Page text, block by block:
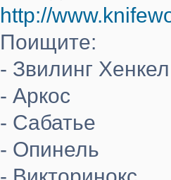
http://
Поищите:
- Звилинг
- Аркос
- Сабатье
- Опинель